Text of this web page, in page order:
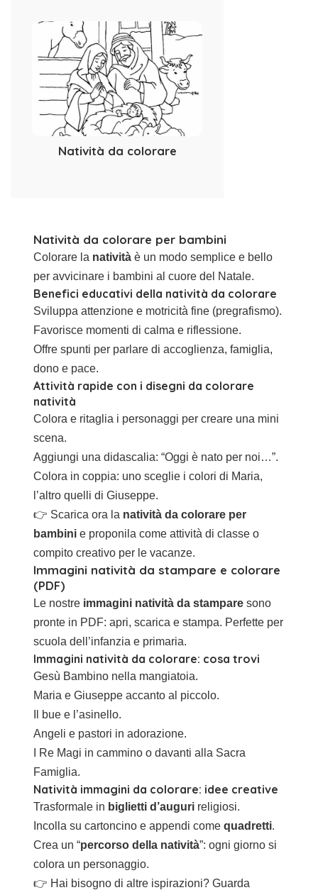
Natività da colorare
Natività da colorare per bambini
Colorare la natività è un modo semplice e bello
per avvicinare i bambini al cuore del Natale.
Benefici educativi della natività da colorare
Sviluppa attenzione e motricità fine (pregrafismo).
Favorisce momenti di calma e riflessione.
Offre spunti per parlare di accoglienza, famiglia,
dono e pace.
Attività rapide con i disegni da colorare
natività
Colora e ritaglia i personaggi per creare una mini
scena.
Aggiungi una didascalia: “Oggi è nato per noi…”.
Colora in coppia: uno sceglie i colori di Maria,
l’altro quelli di Giuseppe.
👉 Scarica ora la natività da colorare per
bambini e proponila come attività di classe o
compito creativo per le vacanze.
Immagini natività da stampare e colorare
(PDF)
Le nostre immagini natività da stampare sono
pronte in PDF: apri, scarica e stampa. Perfette per
scuola dell’infanzia e primaria.
Immagini natività da colorare: cosa trovi
Gesù Bambino nella mangiatoia.
Maria e Giuseppe accanto al piccolo.
Il bue e l’asinello.
Angeli e pastori in adorazione.
I Re Magi in cammino o davanti alla Sacra
Famiglia.
Natività immagini da colorare: idee creative
Trasformale in biglietti d’auguri religiosi.
Incolla su cartoncino e appendi come quadretti.
Crea un “percorso della natività”: ogni giorno si
colora un personaggio.
👉 Hai bisogno di altre ispirazioni? Guarda